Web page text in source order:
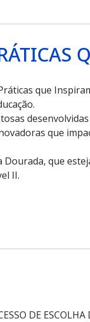
que
que
que
II.
DE